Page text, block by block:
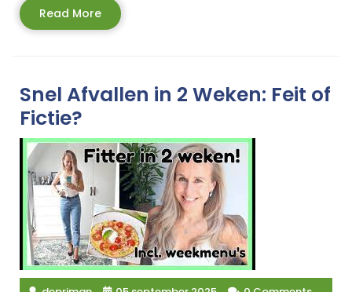
Read MoreRead
More
Snel Afvallen in 2 Weken: Feit of
Fictie?